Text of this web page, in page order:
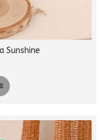
Sunshine